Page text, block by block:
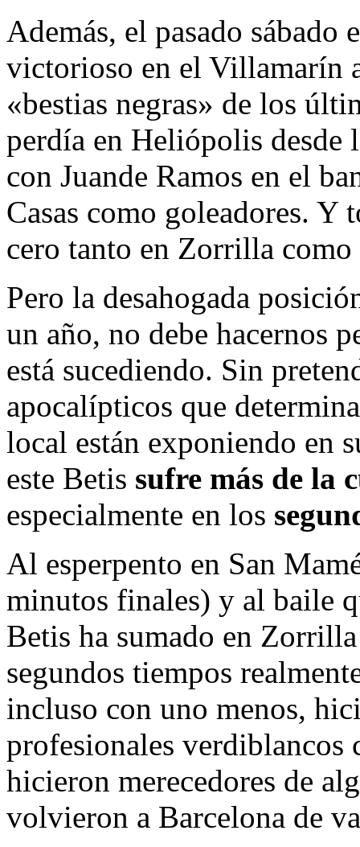
Además, el pasado
victorioso en el Villamarín
«bestias negras» de los
perdía en Heliópolis desde
con Juande Ramos en el
Casas como goleadores. Y
cero tanto en Zorrilla
Pero la desahogada
un año, no debe hacernos
está sucediendo. Sin
apocalípticos que
local están exponiendo en
este Betis sufre más de la
especialmente en los
Al esperpento en San
minutos finales) y al baile
Betis ha sumado en
segundos tiempos
incluso con uno menos,
profesionales verdiblancos
hicieron merecedores de
volvieron a Barcelona de